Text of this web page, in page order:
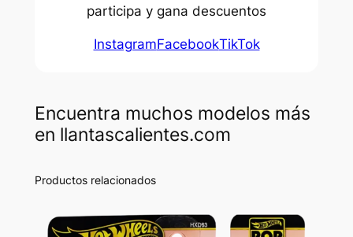
participa y gana descuentos
InstagramFacebookTikTok
Encuentra muchos modelos más
en llantascalientes.com
Productos relacionados